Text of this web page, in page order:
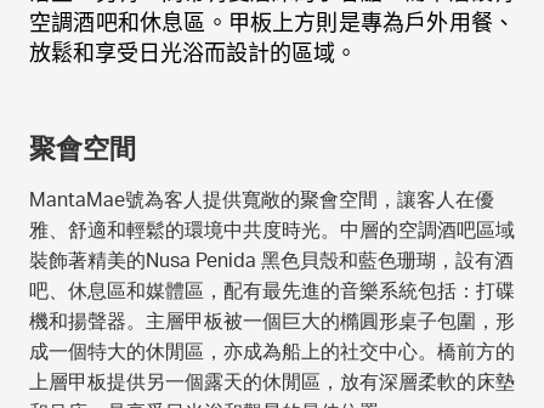
空調酒吧和休息區。甲板上方則是專為戶外用餐、
放鬆和享受日光浴而設計的區域。
聚會空間
MantaMae號為客人提供寬敞的聚會空間，讓客人在優
雅、舒適和輕鬆的環境中共度時光。中層的空調酒吧區域
裝飾著精美的Nusa Penida 黑色貝殼和藍色珊瑚，設有酒
吧、休息區和媒體區，配有最先進的音樂系統包括：打碟
機和揚聲器。主層甲板被一個巨大的橢圓形桌子包圍，形
成一個特大的休閒區，亦成為船上的社交中心。橋前方的
上層甲板提供另一個露天的休閒區，放有深層柔軟的床墊